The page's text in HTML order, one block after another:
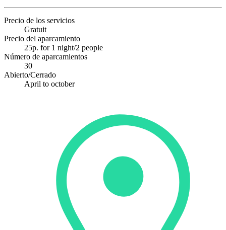
Precio de los servicios
Gratuit
Precio del aparcamiento
25p. for 1 night/2 people
Número de aparcamientos
30
Abierto/Cerrado
April to october